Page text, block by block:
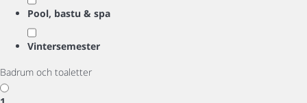
Pool, bastu & spa
Vintersemester
Badrum och toaletter